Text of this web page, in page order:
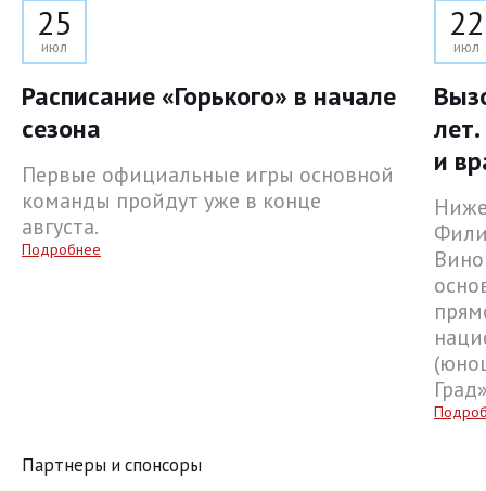
25
июл
Расписание «Горького» в начале
сезона
Первые официальные игры основной
команды пройдут уже в конце
августа.
Подробнее
22
июл
и
Партнеры и спонсоры